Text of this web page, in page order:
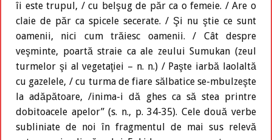
îi este trupul, / cu belşug de păr ca o femeie. / Are o
claie de păr ca spicele secerate. / Şi nu ştie ce sunt
oamenii, nici cum trăiesc oamenii. / Cât despre
veşminte, poartă straie ca ale zeului Sumukan (zeul
turmelor şi al vegetaţiei – n. n.) / Paşte iarbă laolaltă
cu gazelele, / cu turma de fiare sălbatice se-mbulzeşte
la adăpătoare, /inima-i dă ghes ca să stea printre
dobitoacele apelor” (s. n., p. 34-35). Cele două verbe
subliniate de noi în fragmentul de mai sus relevă